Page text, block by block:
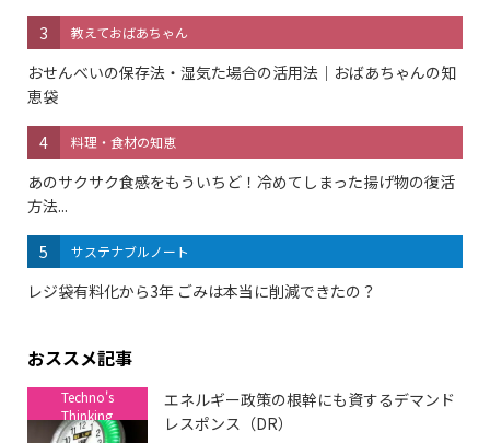
3 教えておばあちゃん
おせんべいの保存法・湿気た場合の活用法｜おばあちゃんの知
恵袋
4 料理・食材の知恵
あのサクサク食感をもういちど！冷めてしまった揚げ物の復活
方法...
5 サステナブルノート
レジ袋有料化から3年 ごみは本当に削減できたの？
おススメ記事
Techno's
Thinking
エネルギー政策の根幹にも資するデマンド
レスポンス（DR）